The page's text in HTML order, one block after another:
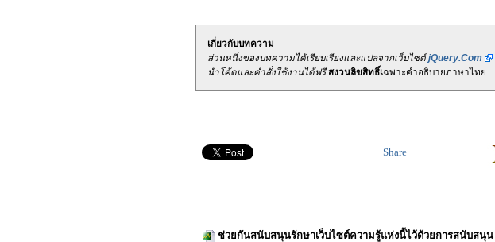
เกี่ยวกับบทความ
ส่วนหนึ่งของบทความได้เรียบเรียงและแปลจากเว็บไซต์jQuery.Com
นำโค้ดและคำสั่งใช้งานได้ฟรีสงวนลิขสิทธิ์เฉพาะคำอธิบายภาษาไทย
Share
ช่วยกันสนับสนุนรักษาเว็บไซต์ความรู้แห่งนี้ไว้ด้วยการสนับสนุน